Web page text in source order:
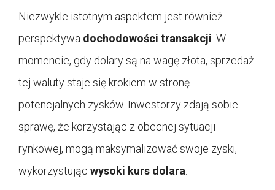
Niezwykle istotnym aspektem jest również
perspektywa dochodowości transakcji . W
momencie, gdy dolary są na wagę złota, sprzedaż
tej waluty staje się krokiem w stronę
potencjalnych zysków. Inwestorzy zdają sobie
sprawę, że korzystając z obecnej sytuacji
rynkowej, mogą maksymalizować swoje zyski,
wykorzystując wysoki kurs dolara